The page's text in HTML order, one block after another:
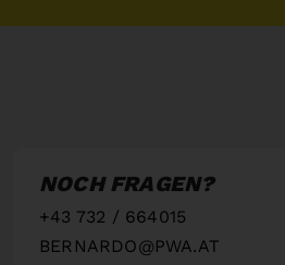
NOCH FRAGEN?
+43 732 / 664015
BERNARDO@PWA.AT